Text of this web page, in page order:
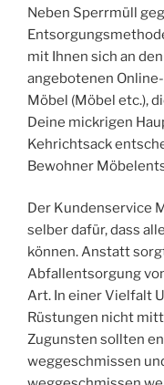
Neben Sperrmüll
mit Ihnen sich an
angebotenen
Möbel (Möbel etc.),
Deine mickrigen
Kehrichtsack
Bewohner
Der Kundenservice
selber dafür, dass
können. Anstatt
Abfallentsorgung
Art. In einer Vielfalt
Rüstungen nicht
Zugunsten sollten
weggeschmissen